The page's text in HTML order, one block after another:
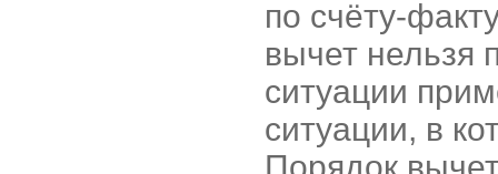
по счёту-
вычет нельзя
ситуации
ситуации, в